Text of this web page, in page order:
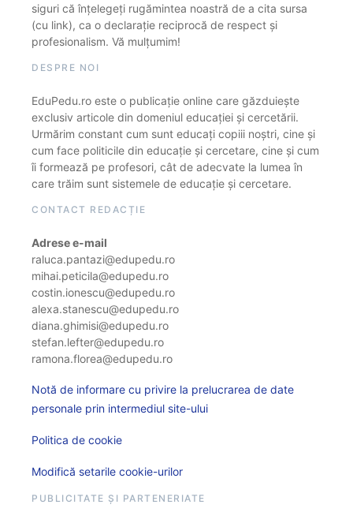
siguri că înțelegeți rugămintea noastră de a cita sursa
(cu link), ca o declarație reciprocă de respect și
profesionalism. Vă mulțumim!
DESPRE NOI
EduPedu.ro este o publicație online care găzduiește
exclusiv articole din domeniul educației și cercetării.
Urmărim constant cum sunt educați copiii noștri, cine și
cum face politicile din educație și cercetare, cine și cum
îi formează pe profesori, cât de adecvate la lumea în
care trăim sunt sistemele de educație și cercetare.
CONTACT REDACȚIE
Adrese e-mail
raluca.pantazi@edupedu.ro
mihai.peticila@edupedu.ro
costin.ionescu@edupedu.ro
alexa.stanescu@edupedu.ro
diana.ghimisi@edupedu.ro
stefan.lefter@edupedu.ro
ramona.florea@edupedu.ro
Notă de informare cu privire la prelucrarea de date
personale prin intermediul site-ului
Politica de cookie
Modifică setarile cookie-urilor
PUBLICITATE ȘI PARTENERIATE